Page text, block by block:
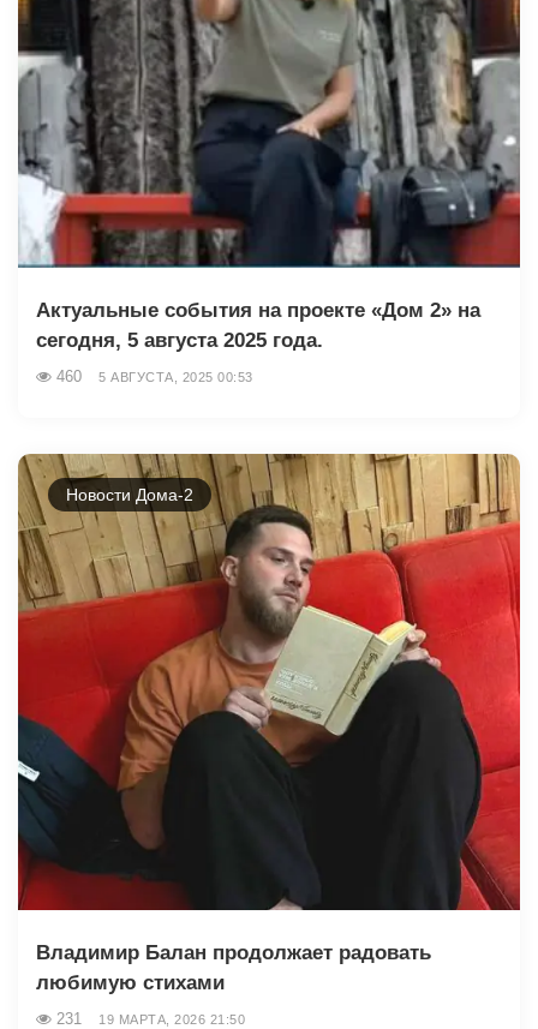
Актуальные события на проекте «Дом 2» на
сегодня, 5 августа 2025 года.
460 5 АВГУСТА, 2025 00:53
Новости Дома-2
Владимир Балан продолжает радовать
любимую стихами
231 19 МАРТА, 2026 21:50